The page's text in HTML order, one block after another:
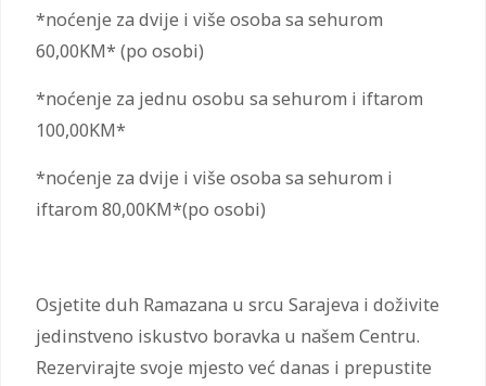
*noćenje za dvije i više osoba sa sehurom
60,00KM* (po osobi)
*noćenje za jednu osobu sa sehurom i iftarom
100,00KM*
*noćenje za dvije i više osoba sa sehurom i
iftarom 80,00KM*(po osobi)
Osjetite duh Ramazana u srcu Sarajeva i doživite
jedinstveno iskustvo boravka u našem Centru.
Rezervirajte svoje mjesto već danas i prepustite